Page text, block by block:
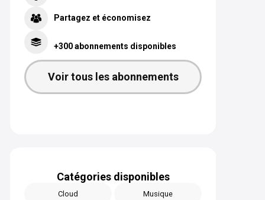
Partagez et économisez
+300 abonnements disponibles
Voir tous les abonnements
Catégories disponibles
Cloud Musique